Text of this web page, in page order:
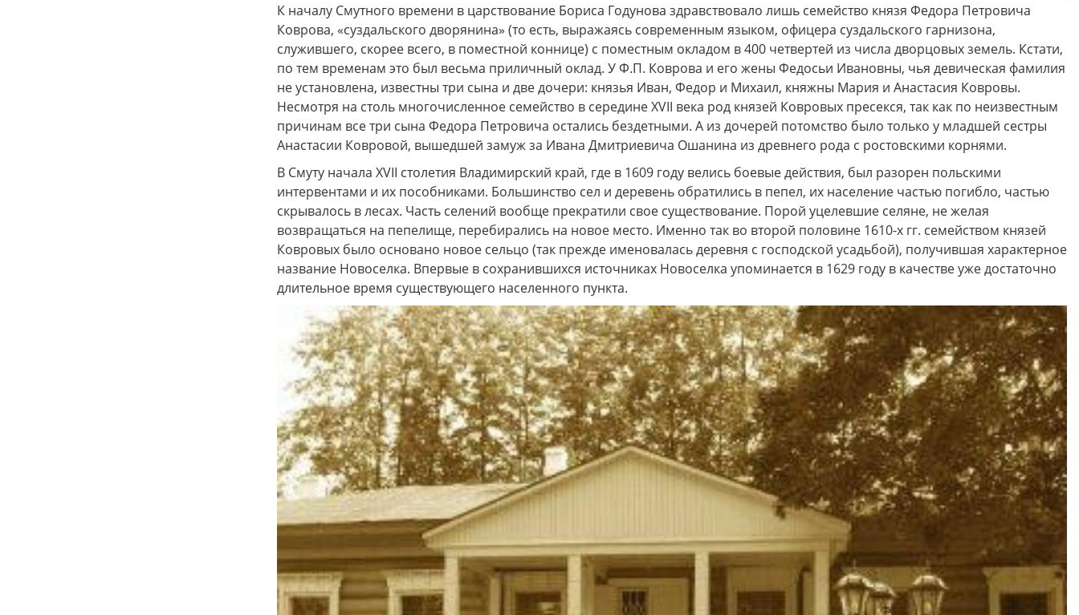
К началу Смутного времени в царствование Бориса Годунова здравствовало лишь семейство князя Федора Петровича
Коврова, «суздальского дворянина» (то есть, выражаясь современным языком, офицера суздальского гарнизона,
служившего, скорее всего, в поместной коннице) с поместным окладом в 400 четвертей из числа дворцовых земель. Кстати,
по тем временам это был весьма приличный оклад. У Ф.П. Коврова и его жены Федосьи Ивановны, чья девическая фамилия
не установлена, известны три сына и две дочери: князья Иван, Федор и Михаил, княжны Мария и Анастасия Ковровы.
Несмотря на столь многочисленное семейство в середине XVII века род князей Ковровых пресекся, так как по неизвестным
причинам все три сына Федора Петровича остались бездетными. А из дочерей потомство было только у младшей сестры
Анастасии Ковровой, вышедшей замуж за Ивана Дмитриевича Ошанина из древнего рода с ростовскими корнями.
В Смуту начала XVII столетия Владимирский край, где в 1609 году велись боевые действия, был разорен польскими
интервентами и их пособниками. Большинство сел и деревень обратились в пепел, их население частью погибло, частью
скрывалось в лесах. Часть селений вообще прекратили свое существование. Порой уцелевшие селяне, не желая
возвращаться на пепелище, перебирались на новое место. Именно так во второй половине 1610-х гг. семейством князей
Ковровых было основано новое сельцо (так прежде именовалась деревня с господской усадьбой), получившая характерное
название Новоселка. Впервые в сохранившихся источниках Новоселка упоминается в 1629 году в качестве уже достаточно
длительное время существующего населенного пункта.